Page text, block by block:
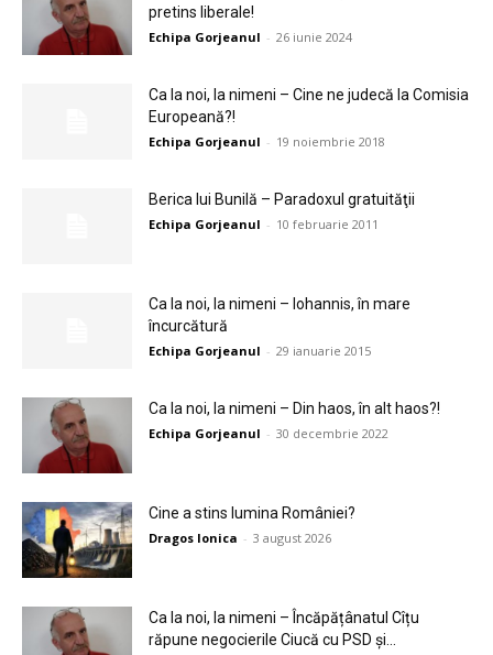
pretins liberale!
Echipa Gorjeanul - 26 iunie 2024
Ca la noi, la nimeni – Cine ne judecă la Comisia
Europeană?!
Echipa Gorjeanul - 19 noiembrie 2018
Berica lui Bunilă – Paradoxul gratuităţii
Echipa Gorjeanul - 10 februarie 2011
Ca la noi, la nimeni – Iohannis, în mare
încurcătură
Echipa Gorjeanul - 29 ianuarie 2015
Ca la noi, la nimeni – Din haos, în alt haos?!
Echipa Gorjeanul - 30 decembrie 2022
Cine a stins lumina României?
Dragos Ionica - 3 august 2026
Ca la noi, la nimeni – Încăpățânatul Cîțu
răpune negocierile Ciucă cu PSD și...